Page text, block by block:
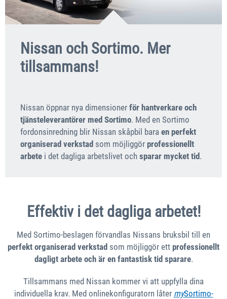
Nissan och Sortimo. Mer
tillsammans!
Nissan öppnar nya dimensioner för hantverkare och
tjänsteleverantörer med Sortimo. Med en Sortimo
fordonsinredning blir Nissan skåpbil bara en perfekt
organiserad verkstad som möjliggör professionellt
arbete i det dagliga arbetslivet och sparar mycket tid.
Effektiv i det dagliga arbetet!
Med Sortimo-beslagen förvandlas Nissans bruksbil till en
perfekt organiserad verkstad som möjliggör ett professionellt
dagligt arbete och är en fantastisk tid sparare.
Tillsammans med Nissan kommer vi att uppfylla dina
individuella krav. Med onlinekonfiguratorn låter mySortimo-